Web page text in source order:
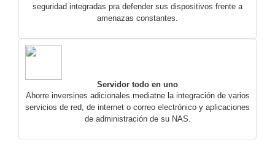
seguridad integradas pra defender sus dispositivos frente a
amenazas constantes.
Servidor todo en uno
Ahorre inversines adicionales mediatne la integración de varios
servicios de red, de internet o correo electrónico y aplicaciones
de administración de su NAS.